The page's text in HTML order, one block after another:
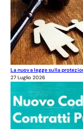
La nuova legge sulla
27 Luglio 2026